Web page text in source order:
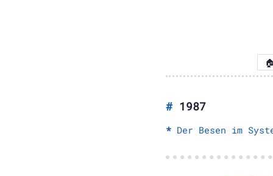
🏠
1987
Der Besen im